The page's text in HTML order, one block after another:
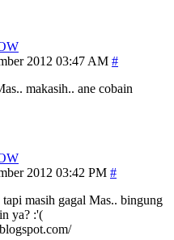
2012 03:47 AM
makasih.. ane cobain
2012 03:42 PM
masih gagal Mas.. bingung
ya? :'(